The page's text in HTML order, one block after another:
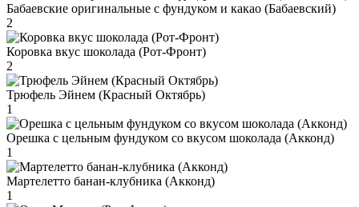
Бабаевские оригинальные с фундуком и какао (Бабаевский)
2
Коровка вкус шоколада (Рот-Фронт)
2
Трюфель Эйнем (Красный Октябрь)
1
Орешка с цельным фундуком со вкусом шоколада (Акконд)
1
Мартелетто банан-клубника (Акконд)
1